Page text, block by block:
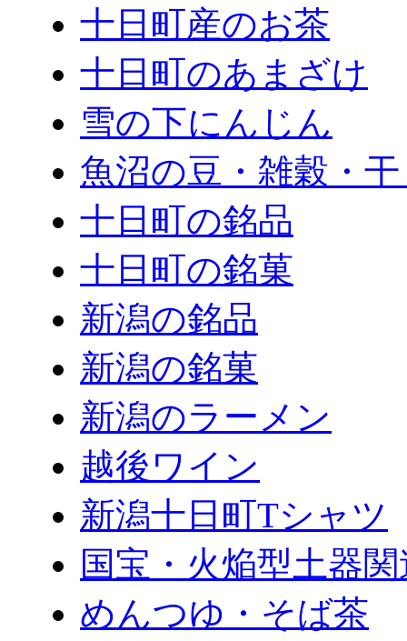
十日町産のお茶
十日町のあまざけ
雪の下にんじん
魚沼の豆・雑穀・
十日町の銘品
十日町の銘菓
新潟の銘品
新潟の銘菓
新潟のラーメン
越後ワイン
新潟十日町Tシャツ
国宝・火焔型土器
めんつゆ・そば茶